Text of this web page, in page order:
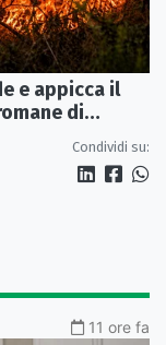
e appicca il
di
Condividi su:
11 ore fa